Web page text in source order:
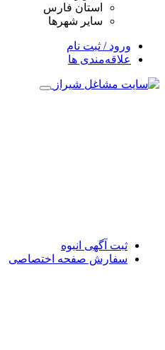
استان فارس
سایر شهرها
ورود / ثبت نام
علاقه‌مندی ها
ثبت آگهی انبوه
سفارش صفحه اختصاصی